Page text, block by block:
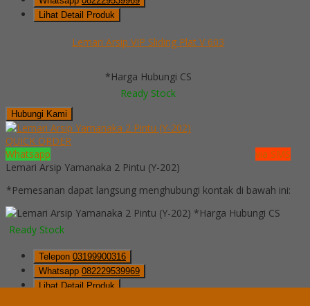
Lihat Detail Produk
Lemari Arsip VIP Sliding Plat V 603
*Harga Hubungi CS
Ready Stock
Hubungi Kami
QUICK ORDER
Whatsapp
via SMS
Lemari Arsip Yamanaka 2 Pintu (Y-202)
*Pemesanan dapat langsung menghubungi kontak di bawah ini:
*Harga Hubungi CS
Ready Stock
Telepon 03199900316
Whatsapp 082229539969
Lihat Detail Produk